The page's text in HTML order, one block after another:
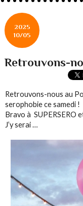
2025
10/05
Retrouvons-
Retrouvons-nous au
serophobie ce samedi !
Bravo à SUPERSERO
J’y serai …